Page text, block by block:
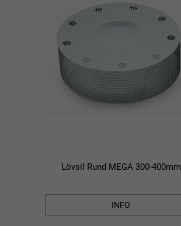
Lövsil Rund MEGA 300-400mm
INFO